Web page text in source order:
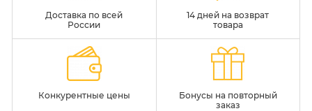
Доставка по всей
России
14 дней на возврат
товара
Конкурентные цены
Бонусы на повторный
заказ